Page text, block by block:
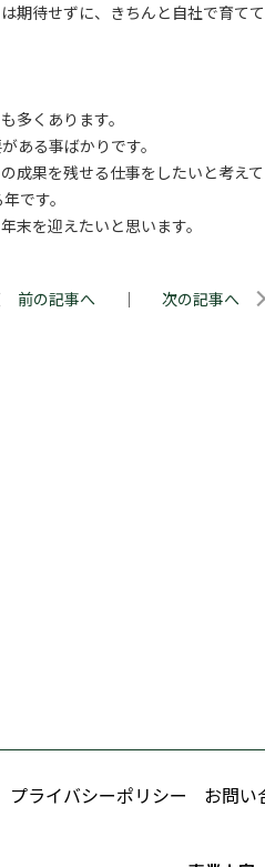
期待せずに、きちんと自社で育て
多くあります。
ある事ばかりです。
果を残せる仕事をしたいと考えて
です。
末を迎えたいと思います。
前の記事へ ｜ 次の記事へ
プライバシーポリシー お問い